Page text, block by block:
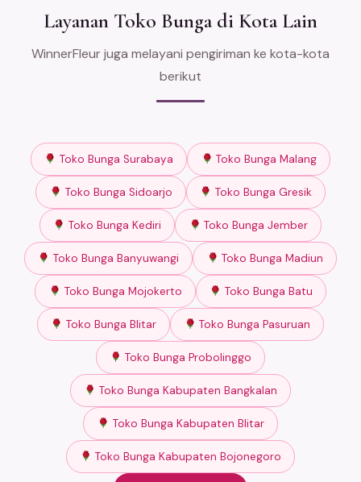
Layanan Toko Bunga di Kota Lain
WinnerFleur juga melayani pengiriman ke kota-kota
berikut
Toko Bunga Surabaya Toko Bunga Malang
Toko Bunga Sidoarjo Toko Bunga Gresik
Toko Bunga Kediri Toko Bunga Jember
Toko Bunga Banyuwangi Toko Bunga Madiun
Toko Bunga Mojokerto Toko Bunga Batu
Toko Bunga Blitar Toko Bunga Pasuruan
Toko Bunga Probolinggo
Toko Bunga Kabupaten Bangkalan
Toko Bunga Kabupaten Blitar
Toko Bunga Kabupaten Bojonegoro